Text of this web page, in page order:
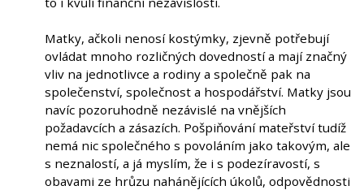
Matky, ačkoli nenosí kostýmky, zjevně potřebují
ovládat mnoho rozličných dovedností a mají značný
vliv na jednotlivce a rodiny a společně pak na
společenství, společnost a hospodářství. Matky jsou
navíc pozoruhodně nezávislé na vnějších
požadavcích a zásazích. Pošpiňování mateřství tudíž
nemá nic společného s povoláním jako takovým, ale
s neznalostí, a já myslím, že i s podezíravostí, s
obavami ze hrůzu nahánějících úkolů, odpovědnosti